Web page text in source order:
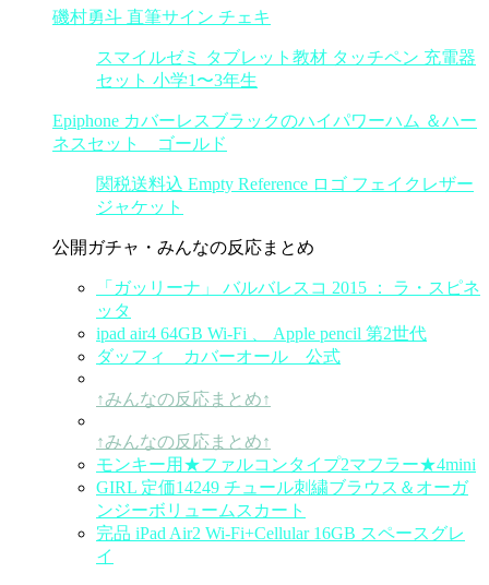
磯村勇斗 直筆サイン チェキ
スマイルゼミ タブレット教材 タッチペン 充電器
セット 小学1〜3年生
Epiphone カバーレスブラックのハイパワーハム ＆ハー
ネスセット ゴールド
関税送料込 Empty Reference ロゴ フェイクレザー
ジャケット
公開ガチャ・みんなの反応まとめ
「ガッリーナ」 バルバレスコ 2015 ： ラ・スピネ
ッタ
ipad air4 64GB Wi-Fi 、 Apple pencil 第2世代
ダッフィ カバーオール 公式
↑みんなの反応まとめ↑
↑みんなの反応まとめ↑
モンキー用★ファルコンタイプ2マフラー★4mini
GIRL 定価14249 チュール刺繍ブラウス＆オーガ
ンジーボリュームスカート
完品 iPad Air2 Wi-Fi+Cellular 16GB スペースグレ
イ